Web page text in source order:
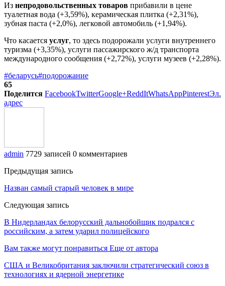
Из непродовольственных товаров прибавили в цене
туалетная вода (+3,59%), керамическая плитка (+2,31%),
зубная паста (+2,0%), легковой автомобиль (+1,94%).
Что касается услуг, то здесь подорожали услуги внутреннего
туризма (+3,35%), услуги пассажирского ж/д транспорта
международного сообщения (+2,72%), услуги музеев (+2,28%).
#беларусь#подорожание
65
Поделится FacebookTwitterGoogle+ReddItWhatsAppPinterestЭл.
адрес
admin 7729 записей 0 комментариев
Предыдущая запись
Назван самый старый человек в мире
Следующая запись
В Нидерландах белорусский дальнобойщик подрался с
российским, а затем ударил полицейского
Вам также могут понравиться Еще от автора
США и Великобритания заключили стратегический союз в
технологиях и ядерной энергетике